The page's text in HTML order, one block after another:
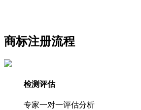
商标注册流程
检测评估
专家一对一评估分析